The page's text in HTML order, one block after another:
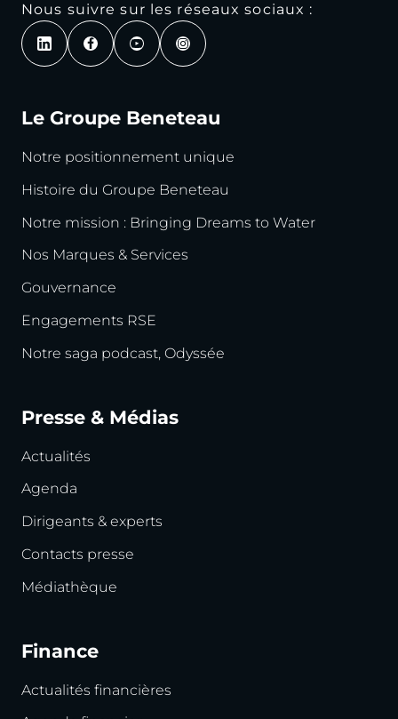
Nous suivre sur les réseaux sociaux :
Le Groupe Beneteau
Notre positionnement unique
Histoire du Groupe Beneteau
Notre mission : Bringing Dreams to Water
Nos Marques & Services
Gouvernance
Engagements RSE
Notre saga podcast, Odyssée
Presse & Médias
Actualités
Agenda
Dirigeants & experts
Contacts presse
Médiathèque
Finance
Actualités financières